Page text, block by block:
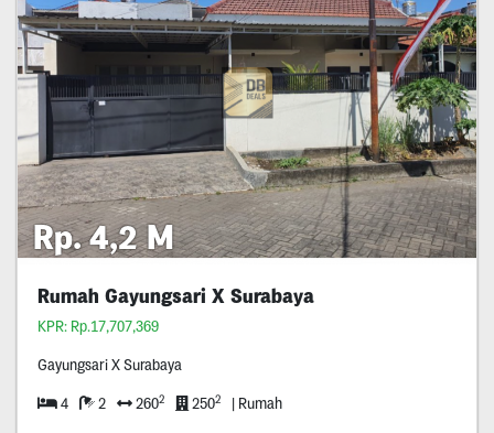
Rp. 4,2 M
Rumah Gayungsari X Surabaya
KPR: Rp.17,707,369
Gayungsari X Surabaya
4 2 2602 2502 | Rumah